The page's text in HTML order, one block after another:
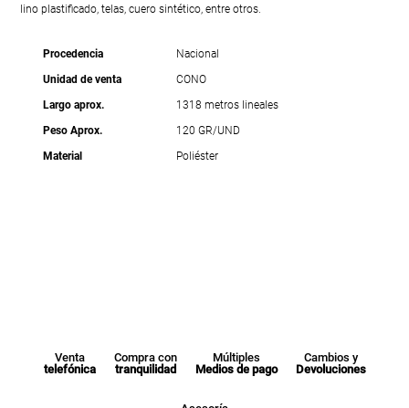
lino plastificado, telas, cuero sintético, entre otros.
Procedencia
Nacional
Unidad de venta
CONO
Largo aprox.
1318 metros lineales
Peso Aprox.
120 GR/UND
Material
Poliéster
Venta
telefónica
Compra con
tranquilidad
Múltiples
Medios de pago
Cambios y
Devoluciones